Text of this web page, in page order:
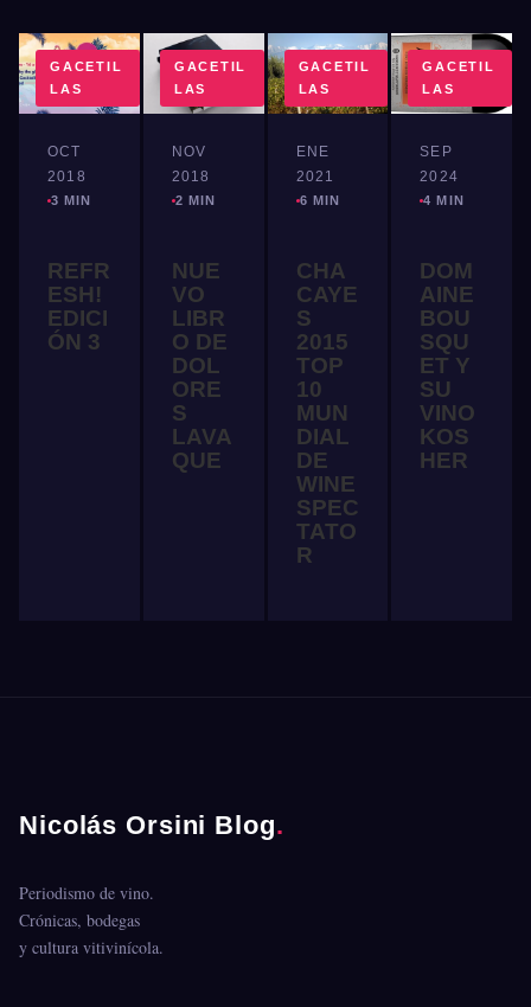
GACETIL
LAS
OCT
2018
3 MIN
REFR
ESH!
EDICI
ÓN 3
GACETIL
LAS
NOV
2018
2 MIN
NUE
VO
LIBR
O DE
DOL
ORE
S
LAVA
QUE
GACETIL
LAS
ENE
2021
6 MIN
CHA
CAYE
S
2015
TOP
10
MUN
DIAL
DE
WINE
SPEC
TATO
R
GACETIL
LAS
SEP
2024
4 MIN
DOM
AINE
BOU
SQU
ET Y
SU
VINO
KOS
HER
Nicolás Orsini Blog.
Periodismo de vino.
Crónicas, bodegas
y cultura vitivinícola.